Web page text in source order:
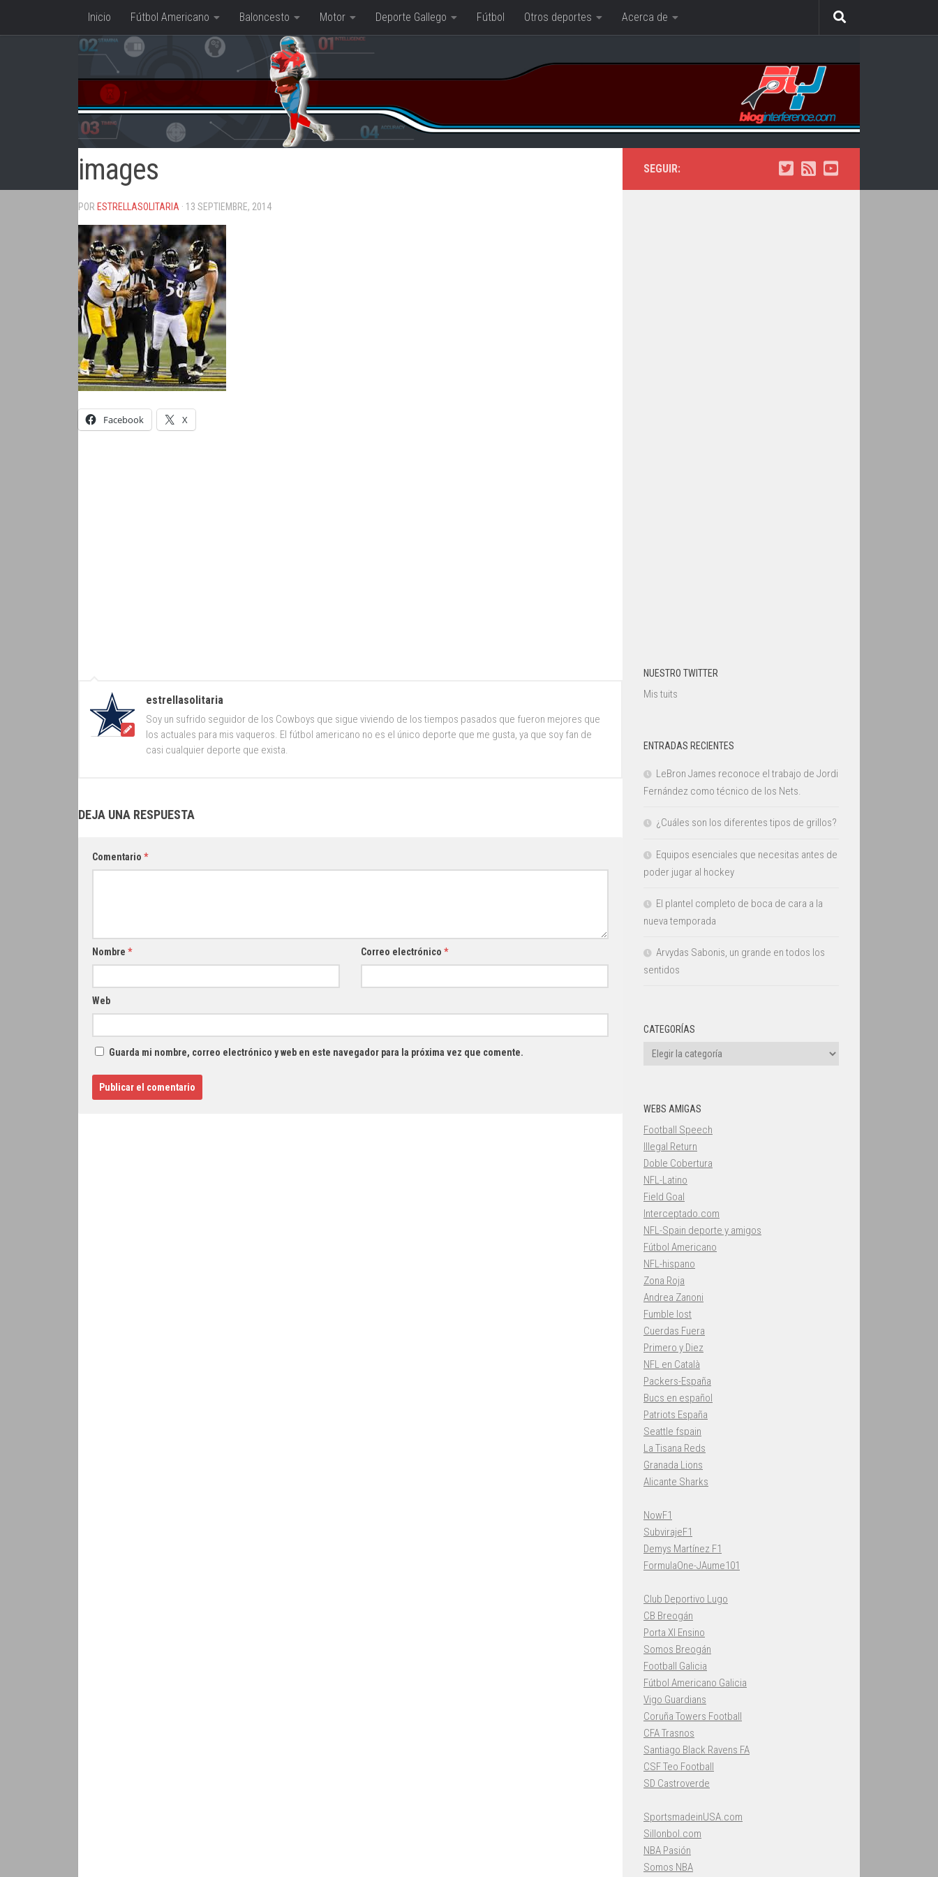
Saltar al contenido
Inicio Fútbol Americano Baloncesto Motor Deporte Gallego Fútbol Otros deportes Acerca de
images
POR ESTRELLASOLITARIA · 13 SEPTIEMBRE, 2014
Facebook X
estrellasolitaria
Soy un sufrido seguidor de los Cowboys que sigue viviendo de los tiempos pasados que fueron mejores que
los actuales para mis vaqueros. El fútbol americano no es el único deporte que me gusta, ya que soy fan de
casi cualquier deporte que exista.
DEJA UNA RESPUESTA
Comentario *
Nombre * Correo electrónico *
Web
Guarda mi nombre, correo electrónico y web en este navegador para la próxima vez que comente.
SEGUIR:
NUESTRO TWITTER
Mis tuits
ENTRADAS RECIENTES
LeBron James reconoce el trabajo de Jordi
Fernández como técnico de los Nets.
¿Cuáles son los diferentes tipos de grillos?
Equipos esenciales que necesitas antes de
poder jugar al hockey
El plantel completo de boca de cara a la
nueva temporada
Arvydas Sabonis, un grande en todos los
sentidos
CATEGORÍAS
Categorías
WEBS AMIGAS
Football Speech
Illegal Return
Doble Cobertura
NFL-Latino
Field Goal
Interceptado.com
NFL-Spain deporte y amigos
Fútbol Americano
NFL-hispano
Zona Roja
Andrea Zanoni
Fumble lost
Cuerdas Fuera
Primero y Diez
NFL en Català
Packers-España
Bucs en español
Patriots España
Seattle fspain
La Tisana Reds
Granada Lions
Alicante Sharks
NowF1
SubvirajeF1
Demys Martínez F1
FormulaOne-JAume101
Club Deportivo Lugo
CB Breogán
Porta XI Ensino
Somos Breogán
Football Galicia
Fútbol Americano Galicia
Vigo Guardians
Coruña Towers Football
CFA Trasnos
Santiago Black Ravens FA
CSF Teo Football
SD Castroverde
SportsmadeinUSA.com
Sillonbol.com
NBA Pasión
Somos NBA